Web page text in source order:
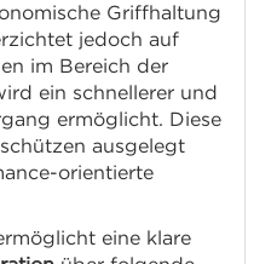
Griffhaltung
jedoch auf
im Bereich der
ein schnellerer und
ermöglicht. Diese
ausgelegt
orientierte
eine klare